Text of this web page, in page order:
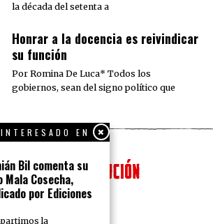
la década del setenta a
​Honrar a la docencia es reivindicar
su función
Por Romina De Luca* Todos los
gobiernos, sean del signo político que
EN
Bil comenta su
Mala Cosecha,
por Ediciones
la